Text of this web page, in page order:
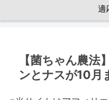
適
【菌ちゃん農法
ンとナスが10月